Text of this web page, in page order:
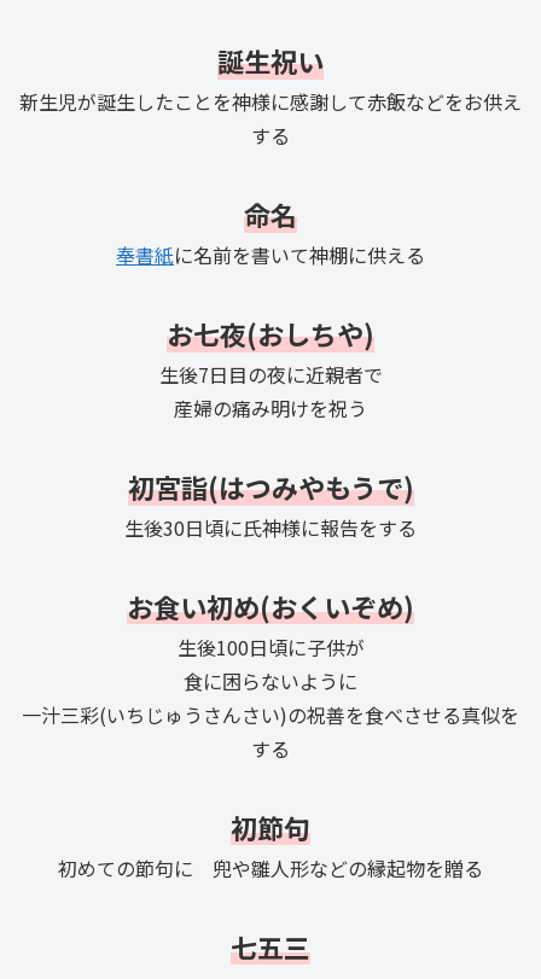
誕生祝い
新生児が誕生したことを神様に感謝して赤飯などをお供え
する
命名
奉書紙に名前を書いて神棚に供える
お七夜(おしちや)
生後7日目の夜に近親者で
産婦の痛み明けを祝う
初宮詣(はつみやもうで)
生後30日頃に氏神様に報告をする
お食い初め(おくいぞめ)
生後100日頃に子供が
食に困らないように
一汁三彩(いちじゅうさんさい)の祝善を食べさせる真似を
する
初節句
初めての節句に 兜や雛人形などの縁起物を贈る
七五三